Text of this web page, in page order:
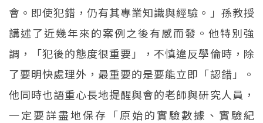
會。即使犯錯，仍有其專業知識與經驗。」孫教授
講述了近幾年來的案例之後有感而發。他特別強
調，「犯後的態度很重要」，不慎違反學倫時，除
了要明快處理外，最重要的是要能立即「認錯」。
他同時也語重心長地提醒與會的老師與研究人員，
一定要詳盡地保存「原始的實驗數據、實驗紀